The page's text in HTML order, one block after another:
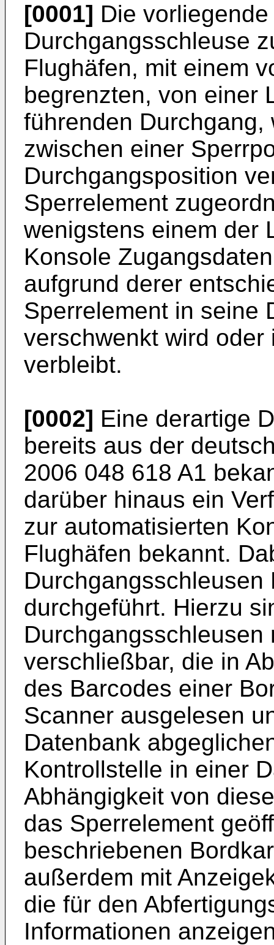
[0001] Die
Durchgangsschleuse
Flughäfen, mit einem
begrenzten, von einer
führenden
zwischen einer
Durchgangsposition
Sperrelement
wenigstens einem der
Konsole
aufgrund derer
Sperrelement in seine
verschwenkt wird
verbleibt.
[0002] Eine derartige
bereits aus der
2006 048 618 A1
darüber hinaus ein
zur automatisierten
Flughäfen bekannt.
durchgeführt. Hierzu
verschließbar, die in
des Barcodes einer
Scanner ausgelesen
Datenbank
Kontrollstelle in einer
Abhängigkeit von
das Sperrelement
beschriebenen
außerdem mit
die für den
Informationen